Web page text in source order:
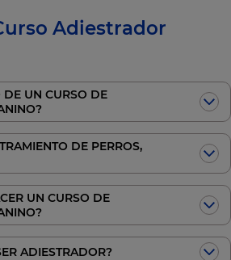
Adiestrador
DE UN CURSO DE
DE PERROS,
UN CURSO DE
ADIESTRADOR?